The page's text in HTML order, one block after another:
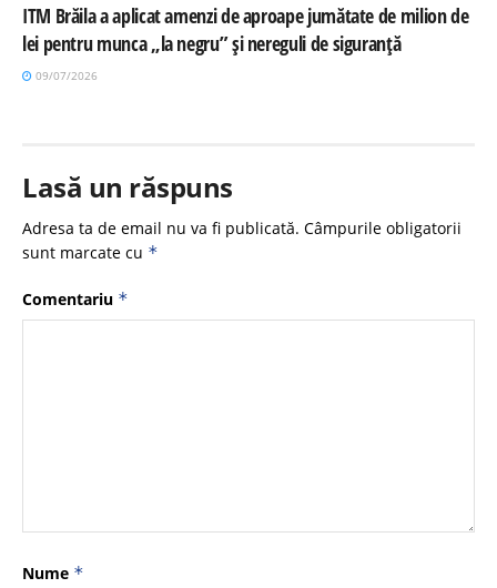
ITM Brăila a aplicat amenzi de aproape jumătate de milion de
lei pentru munca „la negru” și nereguli de siguranță
09/07/2026
Lasă un răspuns
Adresa ta de email nu va fi publicată. Câmpurile obligatorii
sunt marcate cu *
Comentariu *
Nume *